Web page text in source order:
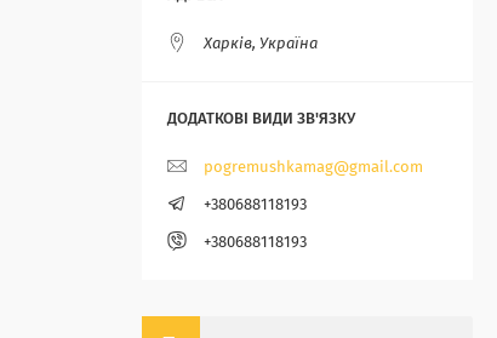
Харків, Україна
pogremushkamag@gmail.com
+380688118193
+380688118193